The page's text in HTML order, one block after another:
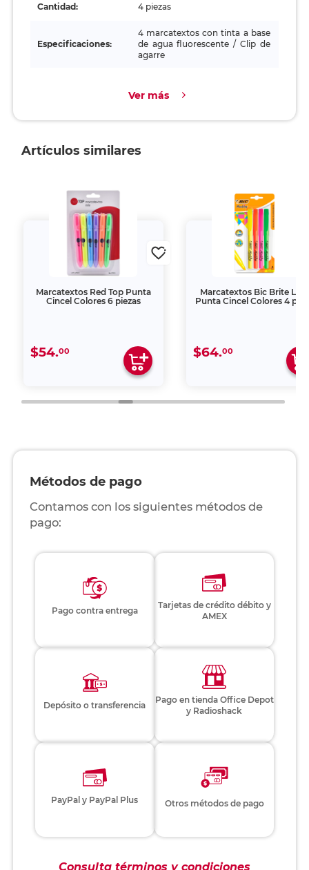
Cantidad: 4 piezas
Especificaciones:
4 marcatextos con tinta a base
de agua fluorescente / Clip de
agarre
Ver más
Artículos similares
Marcatextos Red Top Punta
Cincel Colores 6 piezas
$54.00
Marcatextos Bic Brite
Punta Cincel Colores 4
$64.00
Métodos de pago
Contamos con los siguientes métodos de
pago:
Pago contra entrega
Tarjetas de crédito débito y
AMEX
Depósito o transferencia
Pago en tienda Office Depot
y Radioshack
PayPal y PayPal Plus Otros métodos de pago
Consulta términos y condiciones